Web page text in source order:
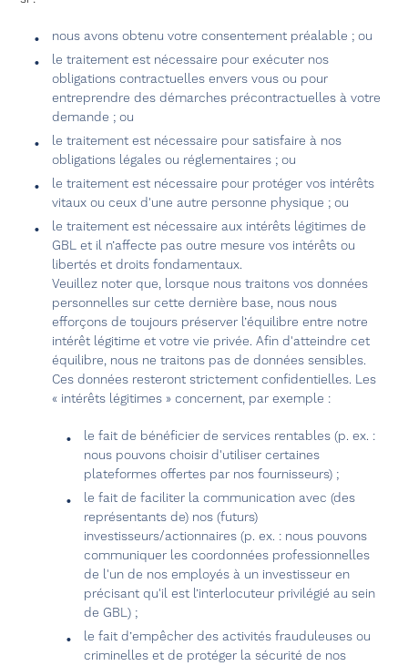
nous avons obtenu votre consentement préalable ; ou
le traitement est nécessaire pour exécuter nos
obligations contractuelles envers vous ou pour
entreprendre des démarches précontractuelles à votre
demande ; ou
le traitement est nécessaire pour satisfaire à nos
obligations légales ou réglementaires ; ou
le traitement est nécessaire pour protéger vos intérêts
vitaux ou ceux d'une autre personne physique ; ou
le traitement est nécessaire aux intérêts légitimes de
GBL et il n’affecte pas outre mesure vos intérêts ou
libertés et droits fondamentaux.
Veuillez noter que, lorsque nous traitons vos données
personnelles sur cette dernière base, nous nous
efforçons de toujours préserver l’équilibre entre notre
intérêt légitime et votre vie privée. Afin d'atteindre cet
équilibre, nous ne traitons pas de données sensibles.
Ces données resteront strictement confidentielles. Les
« intérêts légitimes » concernent, par exemple :
le fait de bénéficier de services rentables (p. ex. :
nous pouvons choisir d'utiliser certaines
plateformes offertes par nos fournisseurs) ;
le fait de faciliter la communication avec (des
représentants de) nos (futurs)
investisseurs/actionnaires (p. ex. : nous pouvons
communiquer les coordonnées professionnelles
de l'un de nos employés à un investisseur en
précisant qu'il est l’interlocuteur privilégié au sein
de GBL) ;
le fait d’empêcher des activités frauduleuses ou
criminelles et de protéger la sécurité de nos